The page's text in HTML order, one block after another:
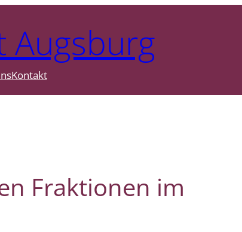
Augsburg
Kontakt
Fraktionen im